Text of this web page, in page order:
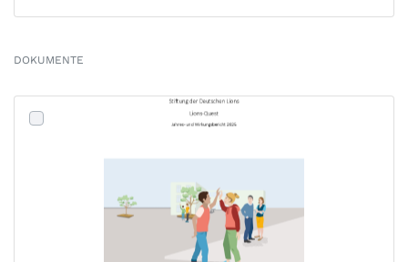
DOKUMENTE